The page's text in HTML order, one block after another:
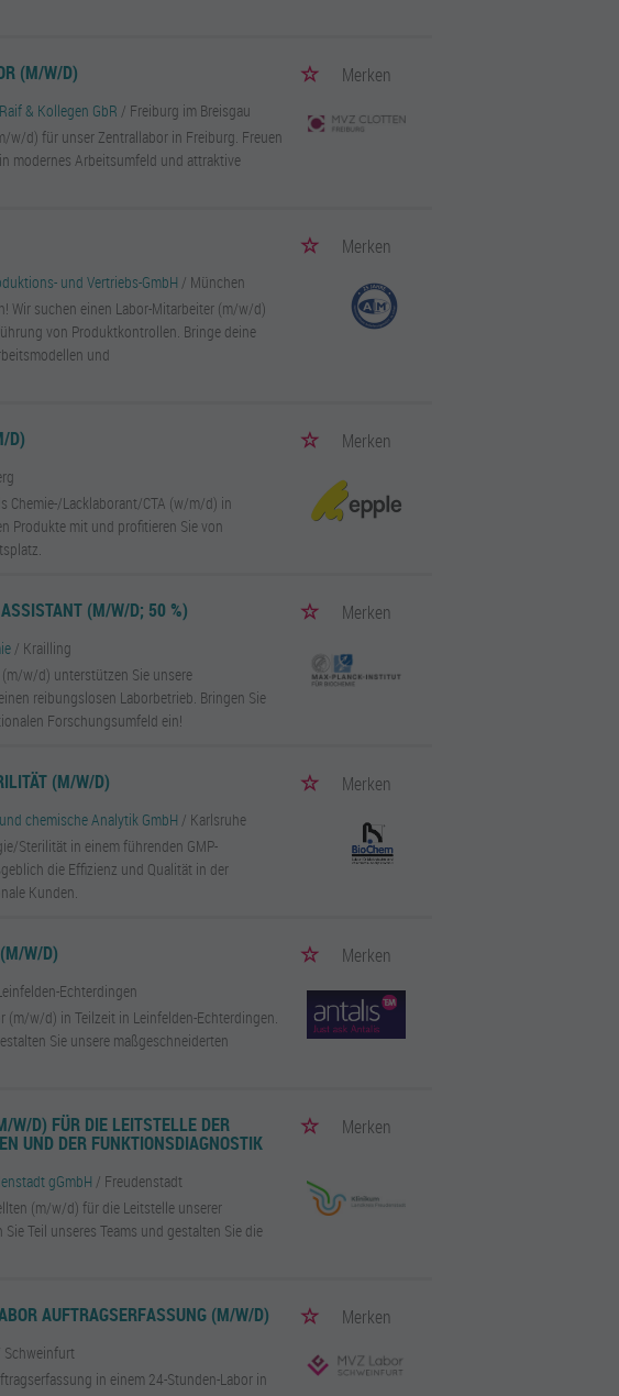
(M/W/D) Merken
& Kollegen GbR / Freiburg im Breisgau
w/d) für unser Zentrallabor in Freiburg. Freuen
modernes Arbeitsumfeld und attraktive
Merken
und Vertriebs-GmbH / München
Wir suchen einen Labor-Mitarbeiter (m/w/d)
von Produktkontrollen. Bringe deine
und
D) Merken
Chemie-/Lacklaborant/CTA (w/m/d) in
Produkte mit und profitieren Sie von
(M/W/D; 50 %) Merken
/ Krailling
w/d) unterstützen Sie unsere
reibungslosen Laborbetrieb. Bringen Sie
Forschungsumfeld ein!
(M/W/D) Merken
chemische Analytik GmbH / Karlsruhe
Sterilität in einem führenden GMP-
die Effizienz und Qualität in der
Kunden.
W/D) Merken
Echterdingen
(m/w/d) in Teilzeit in Leinfelden-Echterdingen.
Sie unsere maßgeschneiderten
W/D) FÜR DIE LEITSTELLE DER
UND DER FUNKTIONSDIAGNOSTIK
Merken
gGmbH / Freudenstadt
(m/w/d) für die Leitstelle unserer
Teil unseres Teams und gestalten Sie die
AUFTRAGSERFASSUNG (M/W/D) Merken
Schweinfurt
in einem 24-Stunden-Labor in